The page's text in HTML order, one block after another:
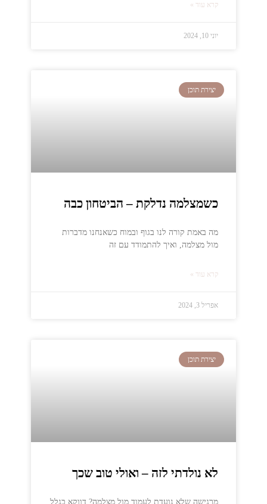
קרא עוד »
יוני 10, 2024
יצירת תוכן
כשמצלמה נדלקת – הביטחון כבה
מה באמת קורה לנו בגוף ובמוח כשאנחנו מדברות
מול מצלמה, ואיך להתמודד עם זה
קרא עוד »
אפריל 3, 2024
יצירת תוכן
לא נולדתי לזה – ואולי טוב שכך
מרגישה שלא נועדת לעמוד מול מצלמה? דווקא בגלל